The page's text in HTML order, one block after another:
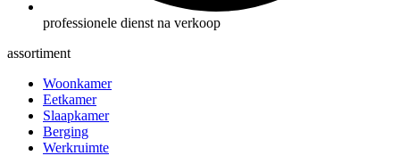
professionele dienst na verkoop
assortiment
Woonkamer
Eetkamer
Slaapkamer
Berging
Werkruimte